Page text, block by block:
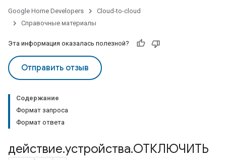
Google Home Developers
Cloud-to-cloud
Справочные материалы
Эта информация оказалась полезной?
Отправить отзыв
Содержание
Формат запроса
Формат ответа
действие.устройства.ОТКЛЮЧИТЬ